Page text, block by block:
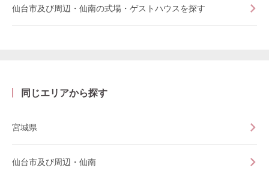
仙台市及び周辺・仙南の式場・ゲストハウスを探す
同じエリアから探す
宮城県
仙台市及び周辺・仙南